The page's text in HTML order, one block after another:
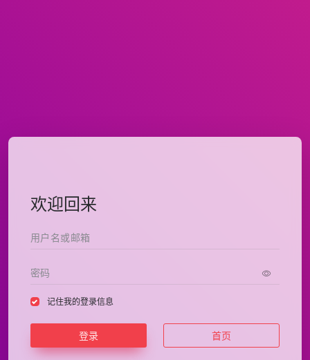
欢迎回来
记住我的登录信息
登录 首页